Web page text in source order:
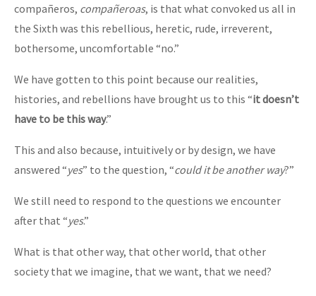
compañeros, compañeroas, is that what convoked us all in
the Sixth was this rebellious, heretic, rude, irreverent,
bothersome, uncomfortable “no.”
We have gotten to this point because our realities,
histories, and rebellions have brought us to this “it doesn’t
have to be this way.”
This and also because, intuitively or by design, we have
answered “yes” to the question, “could it be another way?”
We still need to respond to the questions we encounter
after that “yes.”
What is that other way, that other world, that other
society that we imagine, that we want, that we need?